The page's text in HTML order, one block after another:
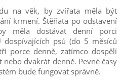
na věk, by zvířata měla být
krmení. Štěňata po odstavení
měla dostávat denní porci
psů (do 5 měsíců
porce denně, zatímco dospělí
dvakrát denně. Pevné časy
bude fungovat správně.